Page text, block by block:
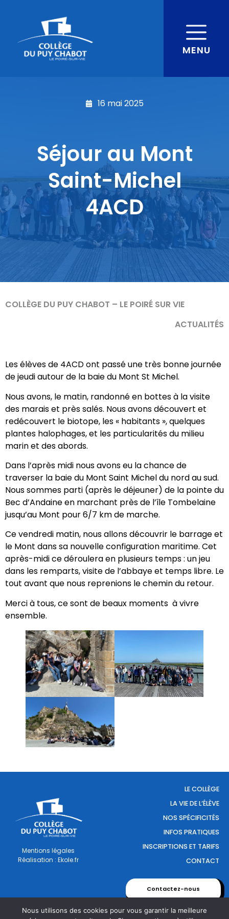
MENU
16 mai 2025
Séjour au Mont
Saint-Michel
4ACD
COLLÈGE DU PUY CHABOT – LE POIRÉ SUR VIE
ACTUALITÉS
Les élèves de 4ACD ont passé une très bonne journée
de jeudi autour de la baie du Mont St Michel.
Nous avons, le matin, randonné en bottes à la visite
des marais et près salés. Nous avons découvert et
redécouvert le biotope, les « habitants », quelques
plantes halophages, et les particularités du milieu
marin et des abords.
Dans l’après midi nous avons eu la chance de
traverser la baie du Mont Saint Michel du nord au sud.
Nous sommes parti (après le déjeuner) de la pointe du
Bec d’Andaine en marchant près de l’île Tombelaine
jusqu’au Mont pour 6/7 km de marche.
Ce vendredi matin, nous allons découvrir le barrage et
le Mont dans sa nouvelle configuration maritime. Cet
après-midi ce déroulera en plusieurs temps : un jeu
dans les remparts, visite de l’abbaye et temps libre. Le
tout avant que nous reprenions le chemin du retour.
Merci à tous, ce sont de beaux moments à vivre
ensemble.
Mentions légales
Réalisation : Ekole.fr
LE COLLÈGE
LA VIE DE L’ÉLÈVE
NOS SPÉCIFICITÉS
INFOS PRATIQUES
INSCRIPTIONS ET TARIFS
CONTACT
Contactez-nous
Nous utilisons des cookies pour vous garantir la meilleure